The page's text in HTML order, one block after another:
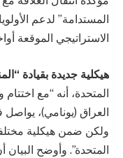
المستدامة” لدعم
الاستراتيجي الموقعة
هيكلية جديدة بقيادة
المتحدة، أنه “مع
العراق (يونامي)، يواصل
ولكن ضمن هيكلية
المتحدة”. وأوضح